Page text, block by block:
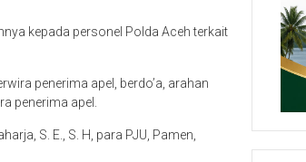
kepada personel Polda Aceh terkait
penerima apel, berdo’a, arahan
penerima apel.
S. E., S. H, para PJU, Pamen,